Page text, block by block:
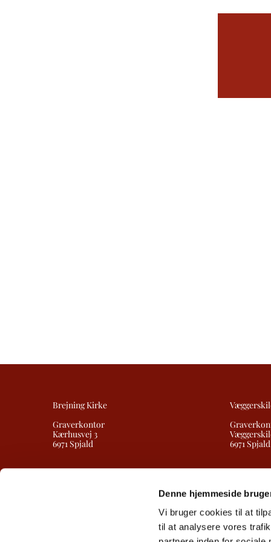
Denne hjemmeside
Vi bruger cookies til at
til at analysere vores
Brejning Kirke
Graverkontor
Kærhusvej 3
6971 Spjald
6971 Spjald